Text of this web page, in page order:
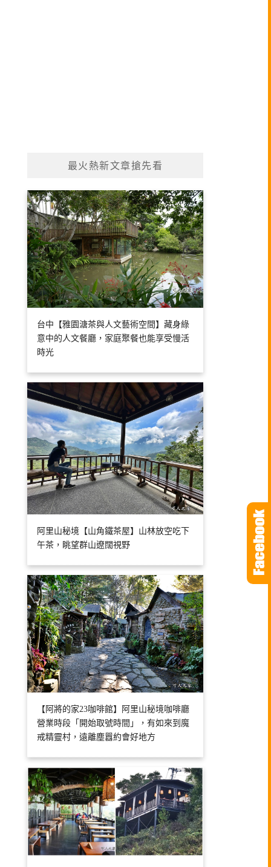
最火熱新文章搶先看
台中【雅園溏茶與人文藝術空間】藏身綠
意中的人文餐廳，家庭聚餐也能享受慢活
時光
阿里山秘境【山角鐵茶屋】山林放空吃下
午茶，眺望群山遼闊視野
【阿將的家23咖啡館】阿里山秘境咖啡廳
營業時段「開始取號時間」，有如來到魔
戒精靈村，遠離塵囂約會好地方